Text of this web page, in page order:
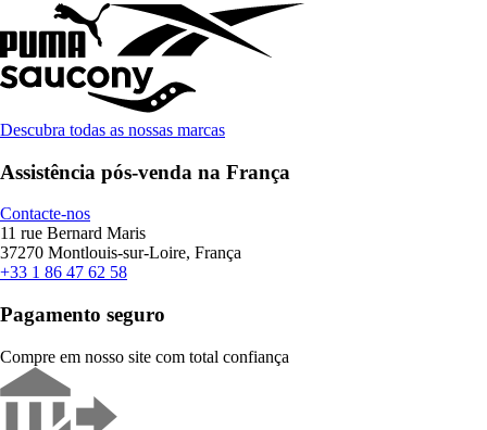
Descubra todas as nossas marcas
Assistência pós-venda na França
Contacte-nos
11 rue Bernard Maris
37270 Montlouis-sur-Loire, França
+33 1 86 47 62 58
Pagamento seguro
Compre em nosso site com total confiança